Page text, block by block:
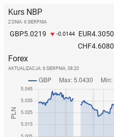
Kurs NBP
Z DNIA: 6 SIERPNIA
GBP5.0219 -0.0144 EUR4.3050
CHF4.6080
Forex
AKTUALIZACJA: 6 SIERPNIA, 08:20